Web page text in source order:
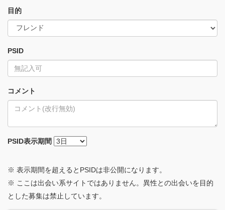
目的
PSID
コメント
PSID表示期間
※ 表示期間を超えるとPSIDは非公開になります。
※ ここは出会い系サイトではありません。異性との出会いを目的
とした募集は禁止しています。